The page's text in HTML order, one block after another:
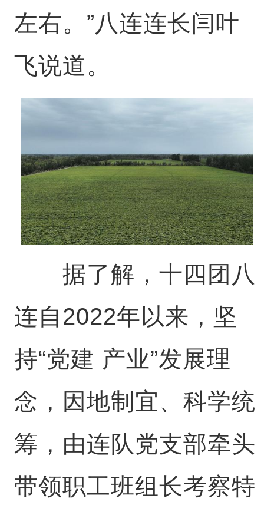
左右。”八连连长闫叶
飞说道。
据了解，十四团八
连自2022年以来，坚
持“党建 产业”发展理
念，因地制宜、科学统
筹，由连队党支部牵头
带领职工班组长考察特